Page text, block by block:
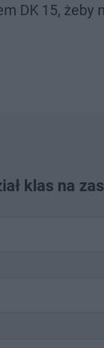
DK 15, żeby
klas na